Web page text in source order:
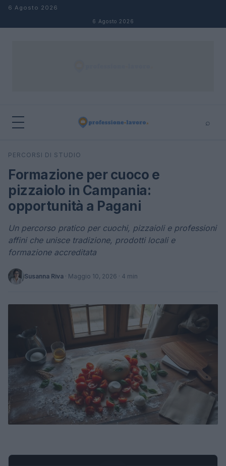
Salta al contenuto
6 Agosto 2026
6 Agosto 2026
⌕
Cerca
PERCORSI DI STUDIO
Formazione per cuoco e
pizzaiolo in Campania:
opportunità a Pagani
Un percorso pratico per cuochi, pizzaioli e professioni
affini che unisce tradizione, prodotti locali e
formazione accreditata
Susanna Riva · Maggio 10, 2026 · 4 min